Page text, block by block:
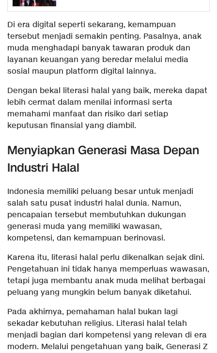
Di era digital seperti sekarang, kemampuan
tersebut menjadi semakin penting. Pasalnya, anak
muda menghadapi banyak tawaran produk dan
layanan keuangan yang beredar melalui media
sosial maupun platform digital lainnya.
Dengan bekal literasi halal yang baik, mereka dapat
lebih cermat dalam menilai informasi serta
memahami manfaat dan risiko dari setiap
keputusan finansial yang diambil.
Menyiapkan Generasi Masa Depan
Industri Halal
Indonesia memiliki peluang besar untuk menjadi
salah satu pusat industri halal dunia. Namun,
pencapaian tersebut membutuhkan dukungan
generasi muda yang memiliki wawasan,
kompetensi, dan kemampuan berinovasi.
Karena itu, literasi halal perlu dikenalkan sejak dini.
Pengetahuan ini tidak hanya memperluas wawasan,
tetapi juga membantu anak muda melihat berbagai
peluang yang mungkin belum banyak diketahui.
Pada akhirnya, pemahaman halal bukan lagi
sekadar kebutuhan religius. Literasi halal telah
menjadi bagian dari kompetensi yang relevan di era
modern. Melalui pengetahuan yang baik, Generasi Z